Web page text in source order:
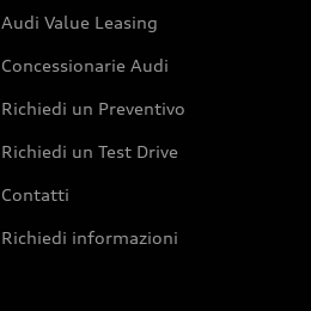
Audi Value Leasing
Concessionarie Audi
Richiedi un Preventivo
Richiedi un Test Drive
Contatti
Richiedi informazioni